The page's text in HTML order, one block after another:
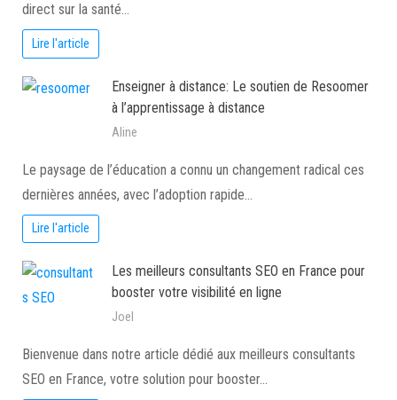
direct sur la santé…
Lire l'article
Enseigner à distance: Le soutien de Resoomer
à l’apprentissage à distance
Aline
Le paysage de l’éducation a connu un changement radical ces
dernières années, avec l’adoption rapide…
Lire l'article
Les meilleurs consultants SEO en France pour
booster votre visibilité en ligne
Joel
Bienvenue dans notre article dédié aux meilleurs consultants
SEO en France, votre solution pour booster…